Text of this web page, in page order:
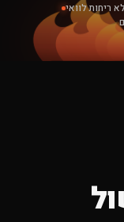
ריחות לוואי